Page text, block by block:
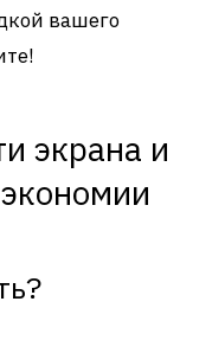
вашего
экрана и